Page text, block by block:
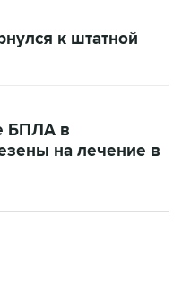
к штатной
БПЛА в
на лечение в